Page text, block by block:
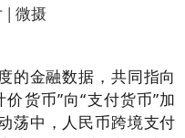
| 微摄
的金融数据，共同指向
货币”向“支付货币”加
荡中，人民币跨境支付